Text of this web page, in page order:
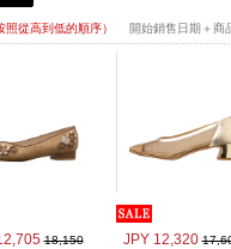
照從高到低的順序） 開始銷售日期＋商
18,150 JPY 12,320